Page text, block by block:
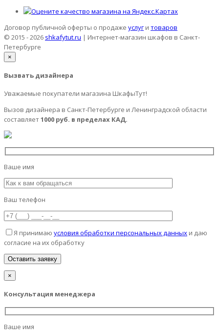
Договор публичной оферты о продаже услуги товаров
© 2015 - 2026 shkafytut.ru | Интернет-магазин шкафов в Санкт-
Петербурге
×
Вызвать дизайнера
Уважаемые покупатели магазина ШкафыТут!
Вызов дизайнера в Санкт-Петербурге и Ленинградской области
составляет1000 руб. в пределах КАД.
Ваше имя
Ваш телефон
Я принимаю условия обработки персональных данных и даю
согласие на их обработку
×
Консультация менеджера
Ваше имя